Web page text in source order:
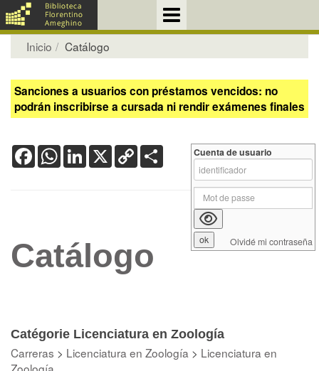
Inicio Catálogo
Sanciones a usuarios con préstamos vencidos: no
podrán inscribirse a cursada ni rendir exámenes finales
FacebookWhatsApp
LinkedIn
X Copy
Link
Catálogo
Catégorie Licenciatura en Zoología
Carreras > Licenciatura en Zoología > Licenciatura en
Cuenta de usuario
Olvidé mi contraseña